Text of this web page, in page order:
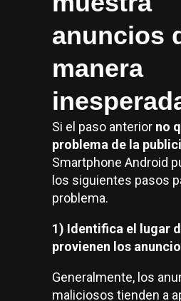
anuncios
manera
Si el paso anterior no
problema de la
Smartphone Android
los siguientes pasos
problema.
1) Identifica el lugar
provienen los
Generalmente, los
maliciosos tienden a